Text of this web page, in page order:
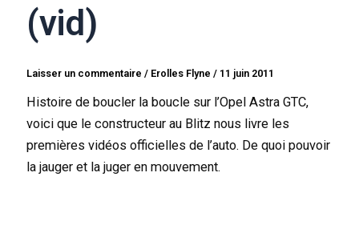
(vid)
Laisser un commentaire / Erolles Flyne/ 11 juin 2011
Histoire de boucler la boucle sur l’Opel Astra GTC,
voici que le constructeur au Blitz nous livre les
premières vidéos officielles de l’auto. De quoi pouvoir
la jauger et la juger en mouvement.